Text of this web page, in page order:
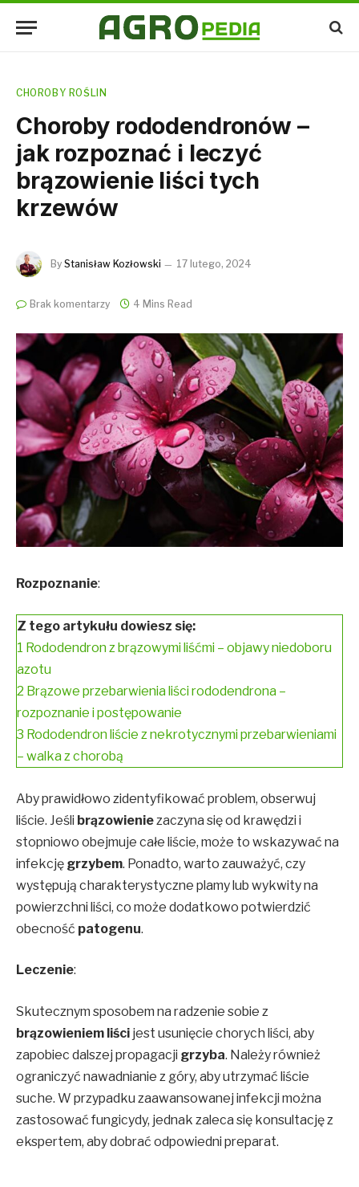
CHOROBY ROŚLIN
Choroby rododendronów –
jak rozpoznać i leczyć
brązowienie liści tych
krzewów
By Stanisław Kozłowski 17 lutego, 2024
Brak komentarzy 4 Mins Read
Rozpoznanie:
Z tego artykułu dowiesz się:
1 Rododendron z brązowymi liśćmi – objawy niedoboru
azotu
2 Brązowe przebarwienia liści rododendrona –
rozpoznanie i postępowanie
3 Rododendron liście z nekrotycznymi przebarwieniami
– walka z chorobą
Aby prawidłowo zidentyfikować problem, obserwuj
liście. Jeśli brązowieniezaczyna się od krawędzi i
stopniowo obejmuje całe liście, może to wskazywać na
infekcję grzybem. Ponadto, warto zauważyć, czy
występują charakterystyczne plamy lub wykwity na
powierzchni liści, co może dodatkowo potwierdzić
obecność patogenu.
Leczenie:
Skutecznym sposobem na radzenie sobie z
brązowieniem liści jest usunięcie chorych liści, aby
zapobiec dalszej propagacji grzyba. Należy również
ograniczyć nawadnianie z góry, aby utrzymać liście
suche. W przypadku zaawansowanej infekcji można
zastosować fungicydy, jednak zaleca się konsultację z
ekspertem, aby dobrać odpowiedni preparat.